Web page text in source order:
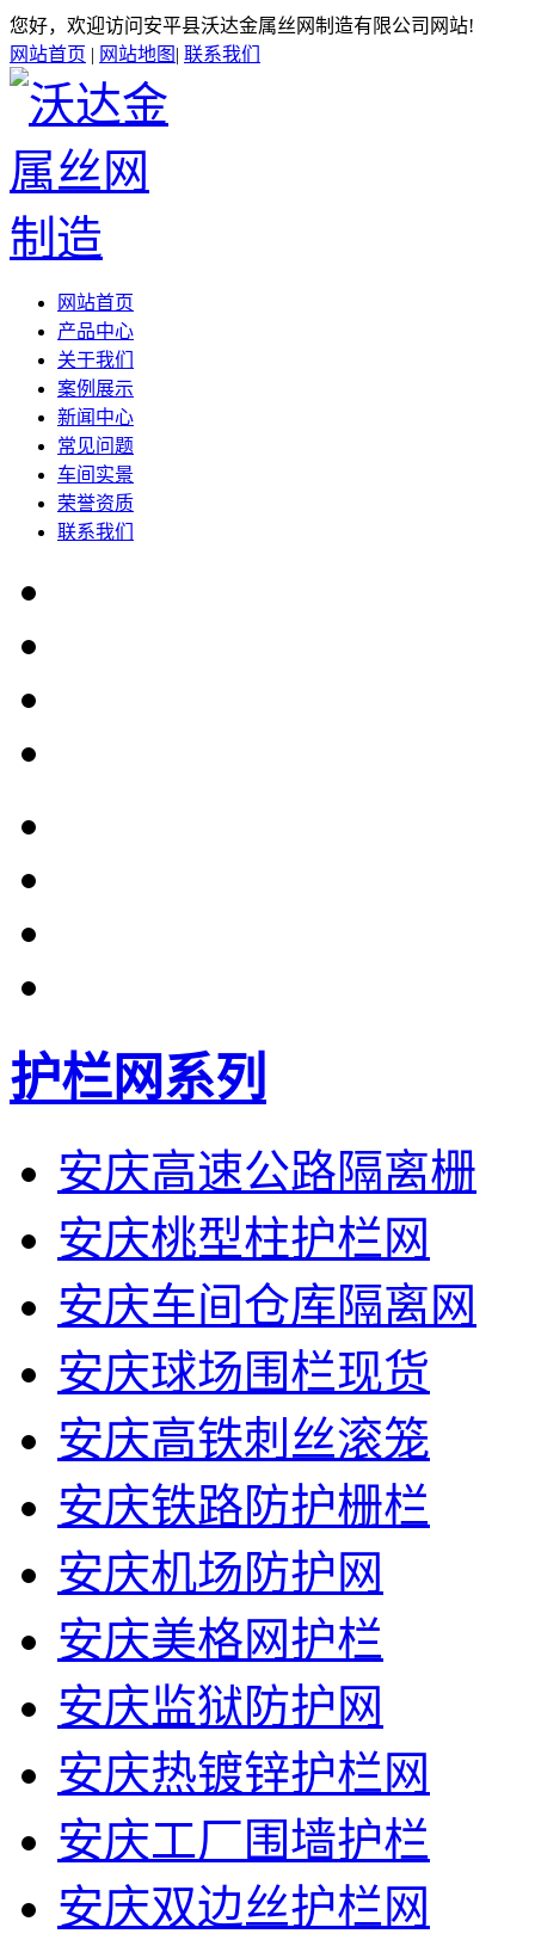
您好，欢迎访问安平县沃达金属丝网制造有限公司网站!
网站首页 | 网站地图 | 联系我们
网站首页
产品中心
关于我们
案例展示
新闻中心
常见问题
车间实景
荣誉资质
联系我们
护栏网系列
安庆高速公路隔离栅
安庆桃型柱护栏网
安庆车间仓库隔离网
安庆球场围栏现货
安庆高铁刺丝滚笼
安庆铁路防护栅栏
安庆机场防护网
安庆美格网护栏
安庆监狱防护网
安庆热镀锌护栏网
安庆工厂围墙护栏
安庆双边丝护栏网